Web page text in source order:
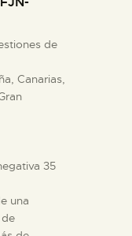
de
Canarias,
35
una